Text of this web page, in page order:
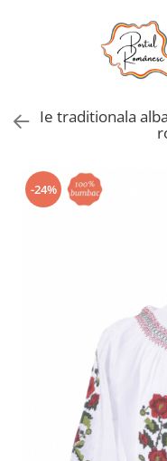
Pijamale Dama Marimi
Pijamale Baieti
Pijamale Fetite
Imbracaminte copii
Imbracaminte Baieti
Ie traditionala
-24%